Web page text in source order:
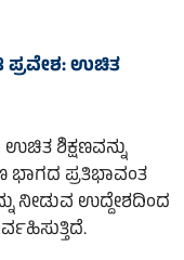
ಪ್ರವೇಶ: ಉಚಿತ
ಶಿಕ್ಷಣವನ್ನು
ಪ್ರತಿಭಾವಂತ
ನೀಡುವ ಉದ್ದೇಶದಿಂದ